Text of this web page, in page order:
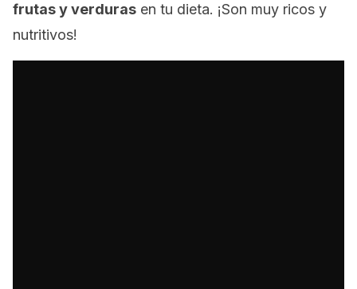
frutas y verduras en tu dieta. ¡Son muy ricos y
nutritivos!